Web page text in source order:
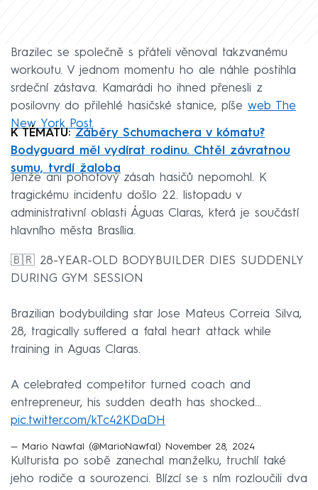
Brazilec se společně s přáteli věnoval takzvanému
workoutu. V jednom momentu ho ale náhle postihla
srdeční zástava. Kamarádi ho ihned přenesli z
posilovny do přilehlé hasičské stanice, píše web The
New York Post.
K TÉMATU: Záběry Schumachera v kómatu?
Bodyguard měl vydírat rodinu. Chtěl závratnou
sumu, tvrdí žaloba
Jenže ani pohotový zásah hasičů nepomohl. K
tragickému incidentu došlo 22. listopadu v
administrativní oblasti Águas Claras, která je součástí
hlavního města Brasília.
🇧🇷 28-YEAR-OLD BODYBUILDER DIES SUDDENLY
DURING GYM SESSION
Brazilian bodybuilding star Jose Mateus Correia Silva,
28, tragically suffered a fatal heart attack while
training in Aguas Claras.
A celebrated competitor turned coach and
entrepreneur, his sudden death has shocked…
pic.twitter.com/kTc42KDaDH
— Mario Nawfal (@MarioNawfal) November 28, 2024
Kulturista po sobě zanechal manželku, truchlí také
jeho rodiče a sourozenci. Blízcí se s ním rozloučili dva